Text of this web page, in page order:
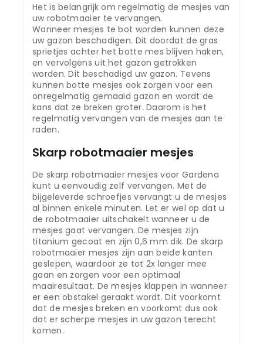
Het is belangrijk om regelmatig de mesjes van
uw robotmaaier te vervangen.
Wanneer mesjes te bot worden kunnen deze
uw gazon beschadigen. Dit doordat de gras
sprietjes achter het botte mes blijven haken,
en vervolgens uit het gazon getrokken
worden. Dit beschadigd uw gazon. Tevens
kunnen botte mesjes ook zorgen voor een
onregelmatig gemaaid gazon en wordt de
kans dat ze breken groter. Daarom is het
regelmatig vervangen van de mesjes aan te
raden.
Skarp robotmaaier mesjes
De skarp robotmaaier mesjes voor Gardena
kunt u eenvoudig zelf vervangen. Met de
bijgeleverde schroefjes vervangt u de mesjes
al binnen enkele minuten. Let er wel op dat u
de robotmaaier uitschakelt wanneer u de
mesjes gaat vervangen. De mesjes zijn
titanium gecoat en zijn 0,6 mm dik. De skarp
robotmaaier mesjes zijn aan beide kanten
geslepen, waardoor ze tot 2x langer mee
gaan en zorgen voor een optimaal
maairesultaat. De mesjes klappen in wanneer
er een obstakel geraakt wordt. Dit voorkomt
dat de mesjes breken en voorkomt dus ook
dat er scherpe mesjes in uw gazon terecht
komen.